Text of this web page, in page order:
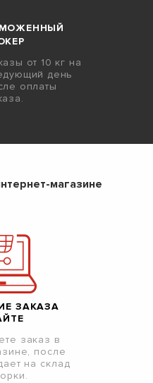
от 10 кг на
день
оплаты
магазине
ЗАКАЗА
заказ в
после
на склад